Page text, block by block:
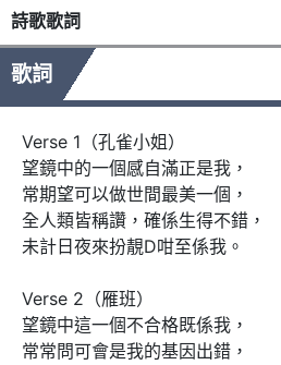
詩歌歌詞
歌詞
Verse 1（孔雀小姐）
望鏡中的一個感自滿正是我，
常期望可以做世間最美一個，
全人類皆稱讚，確係生得不錯，
未計日夜來扮靚D咁至係我。
Verse 2（雁班）
望鏡中這一個不合格既係我，
常常問可會是我的基因出錯，